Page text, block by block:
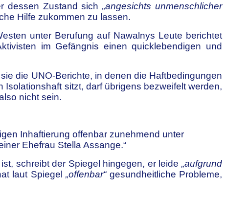
dessen Zustand sich„angesichts unmenschlicher
Hilfe zukommen zu lassen.
unter Berufung auf Nawalnys Leute berichtet
im Gefängnis einen quicklebendigen und
die UNO-Berichte, in denen die Haftbedingungen
sitzt, darf übrigens bezweifelt werden,
nicht sein.
Inhaftierung offenbar zunehmend unter
Ehefrau Stella Assange.“
schreibt der Spiegel hingegen, er leide „aufgrund
laut Spiegel „offenbar“gesundheitliche Probleme,